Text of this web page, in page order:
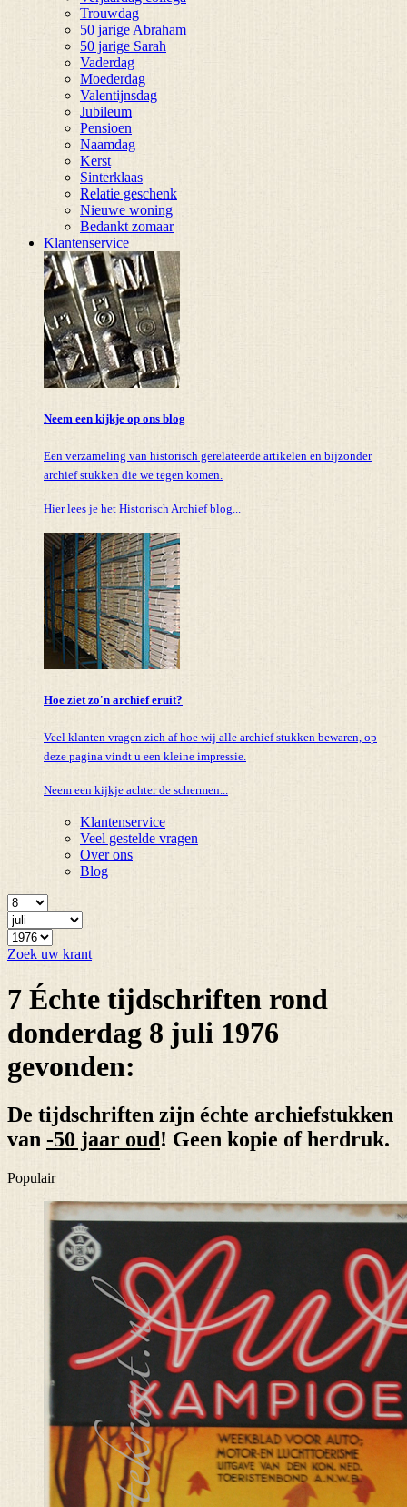
Trouwdag
50 jarige Abraham
50 jarige Sarah
Vaderdag
Moederdag
Valentijnsdag
Jubileum
Pensioen
Naamdag
Kerst
Sinterklaas
Relatie geschenk
Nieuwe woning
Bedankt zomaar
Klantenservice
Neem een kijkje op ons blog
Een verzameling van historisch gerelateerde artikelen en bijzonder
archief stukken die we tegen komen.
Hier lees je het Historisch Archief blog...
Hoe ziet zo'n archief eruit?
Veel klanten vragen zich af hoe wij alle archief stukken bewaren, op
deze pagina vindt u een kleine impressie.
Neem een kijkje achter de schermen...
Klantenservice
Veel gestelde vragen
Over ons
Blog
Zoek uw krant
7 Échte tijdschriften rond
donderdag 8 juli 1976
gevonden:
De tijdschriften zijn échte archiefstukken
van -50 jaar oud ! Geen kopie of herdruk.
Populair